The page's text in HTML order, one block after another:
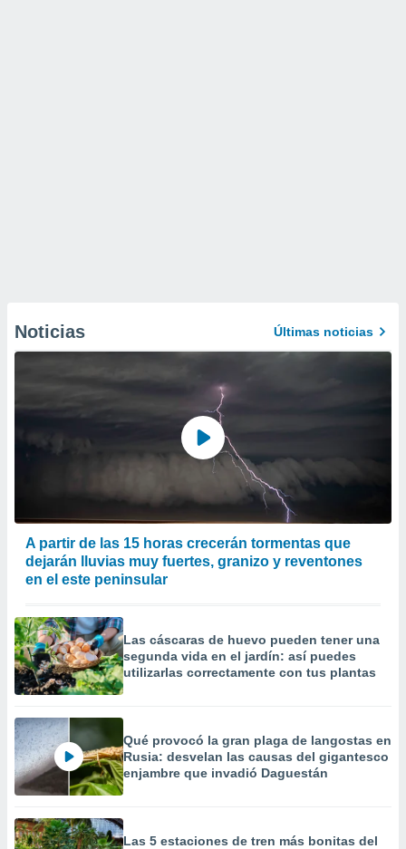
Noticias Últimas noticias
A partir de las 15 horas crecerán tormentas que
dejarán lluvias muy fuertes, granizo y reventones
en el este peninsular
Las cáscaras de huevo pueden tener una
segunda vida en el jardín: así puedes
utilizarlas correctamente con tus plantas
Qué provocó la gran plaga de langostas en
Rusia: desvelan las causas del gigantesco
enjambre que invadió Daguestán
Las 5 estaciones de tren más bonitas del